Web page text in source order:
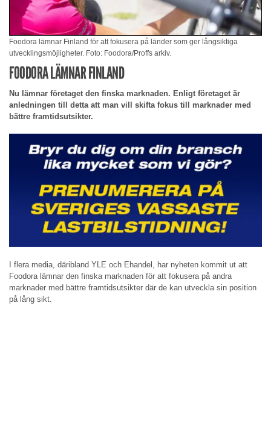
Foodora lämnar Finland för att fokusera på länder som ger långsiktiga
utvecklingsmöjligheter. Foto: Foodora/Proffs arkiv.
FOODORA LÄMNAR FINLAND
Nu lämnar företaget den finska marknaden. Enligt företaget är
anledningen till detta att man vill skifta fokus till marknader med
bättre framtidsutsikter.
I flera media, däribland YLE och Ehandel, har nyheten kommit ut att
Foodora lämnar den finska marknaden för att fokusera på andra
marknader med bättre framtidsutsikter där de kan utveckla sin position
på lång sikt.